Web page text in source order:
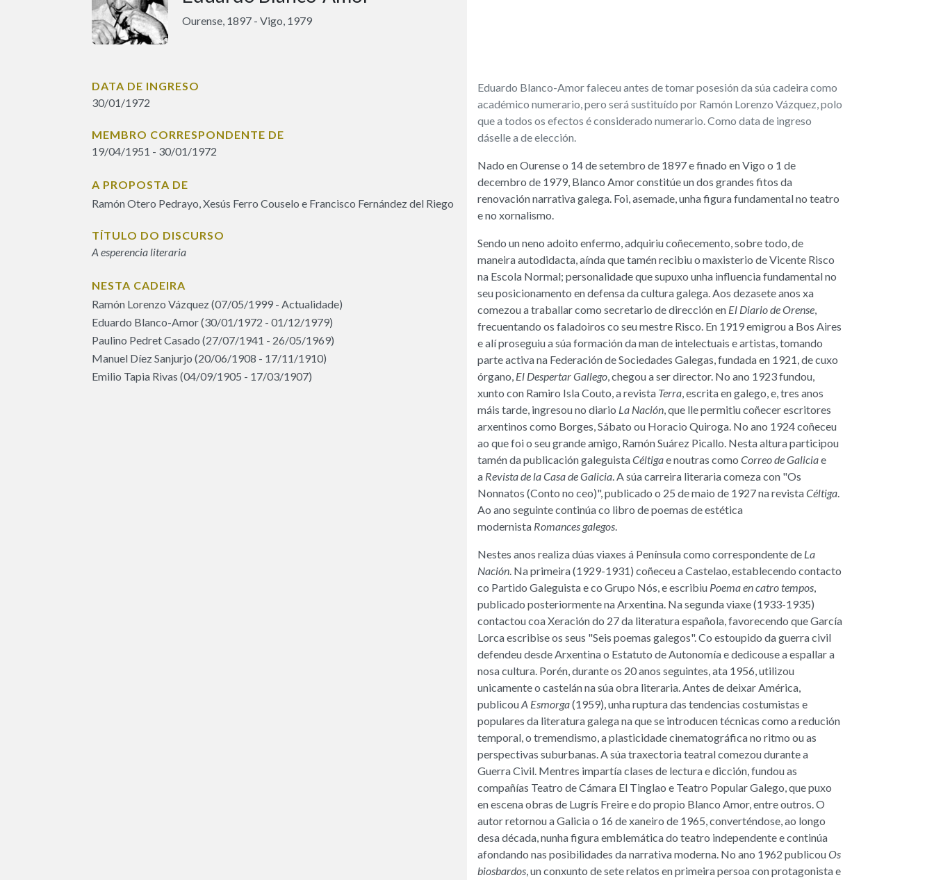
Ourense, 1897 - Vigo, 1979
DATA DE INGRESO
30/01/1972
MEMBRO CORRESPONDENTE DE
19/04/1951 - 30/01/1972
A PROPOSTA DE
Ramón Otero Pedrayo, Xesús Ferro Couselo e Francisco Fernández del Riego
TÍTULO DO DISCURSO
A esperencia literaria
NESTA CADEIRA
Ramón Lorenzo Vázquez (07/05/1999 - Actualidade)
Eduardo Blanco-Amor (30/01/1972 - 01/12/1979)
Paulino Pedret Casado (27/07/1941 - 26/05/1969)
Manuel Díez Sanjurjo (20/06/1908 - 17/11/1910)
Emilio Tapia Rivas (04/09/1905 - 17/03/1907)
Eduardo Blanco-Amor faleceu antes de tomar posesión da súa cadeira como
académico numerario, pero será sustituído por Ramón Lorenzo Vázquez, polo
que a todos os efectos é considerado numerario. Como data de ingreso
dáselle a de elección.
Nado en Ourense o 14 de setembro de 1897 e finado en Vigo o 1 de
decembro de 1979, Blanco Amor constitúe un dos grandes fitos da
renovación narrativa galega. Foi, asemade, unha figura fundamental no teatro
e no xornalismo.
Sendo un neno adoito enfermo, adquiriu coñecemento, sobre todo, de
maneira autodidacta, aínda que tamén recibiu o maxisterio de Vicente Risco
na Escola Normal; personalidade que supuxo unha influencia fundamental no
seu posicionamento en defensa da cultura galega. Aos dezasete anos xa
comezou a traballar como secretario de dirección en El Diario de Orense,
frecuentando os faladoiros co seu mestre Risco. En 1919 emigrou a Bos Aires
e alí proseguiu a súa formación da man de intelectuais e artistas, tomando
parte activa na Federación de Sociedades Galegas, fundada en 1921, de cuxo
órgano, El Despertar Gallego, chegou a ser director. No ano 1923 fundou,
xunto con Ramiro Isla Couto, a revista Terra, escrita en galego, e, tres anos
máis tarde, ingresou no diario La Nación, que lle permitiu coñecer escritores
arxentinos como Borges, Sábato ou Horacio Quiroga. No ano 1924 coñeceu
ao que foi o seu grande amigo, Ramón Suárez Picallo. Nesta altura participou
tamén da publicación galeguistaCéltigae noutras como Correo de Galiciae
a Revista de la Casa de Galicia. A súa carreira literaria comeza con "Os
Nonnatos (Conto no ceo)", publicado o 25 de maio de 1927 na revistaCéltiga.
Ao ano seguinte continúa co libro de poemas de estética
modernista Romances galegos.
Nestes anos realiza dúas viaxes á Península como correspondente de La
Nación. Na primeira (1929-1931) coñeceu a Castelao, establecendo contacto
co Partido Galeguista e co Grupo Nós, e escribiu Poema en catro tempos,
publicado posteriormente na Arxentina. Na segunda viaxe (1933-1935)
contactou coa Xeración do 27 da literatura española, favorecendo que García
Lorca escribise os seus "Seis poemas galegos". Co estoupido da guerra civil
defendeu desde Arxentina o Estatuto de Autonomía e dedicouse a espallar a
nosa cultura. Porén, durante os 20 anos seguintes, ata 1956, utilizou
unicamente o castelán na súa obra literaria. Antes de deixar América,
publicouA Esmorga(1959), unha ruptura das tendencias costumistas e
populares da literatura galega na que se introducen técnicas como a redución
temporal, o tremendismo, a plasticidade cinematográfica no ritmo ou as
perspectivas suburbanas. A súa traxectoria teatral comezou durante a
Guerra Civil. Mentres impartía clases de lectura e dicción, fundou as
compañías Teatro de Cámara El Tinglao e Teatro Popular Galego, que puxo
en escena obras de Lugrís Freire e do propio Blanco Amor, entre outros. O
autor retornou a Galicia o 16 de xaneiro de 1965, converténdose, ao longo
desa década, nunha figura emblemática do teatro independente e continúa
afondando nas posibilidades da narrativa moderna. No ano 1962 publicouOs
biosbardos, un conxunto de sete relatos en primeira persoa con protagonista e